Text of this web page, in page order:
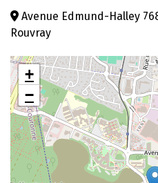
Avenue Edmund-Halley
Rouvray
+
−